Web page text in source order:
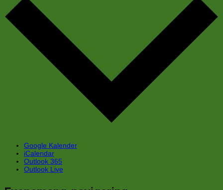
Google Kalender
iCalendar
Outlook 365
Outlook Live